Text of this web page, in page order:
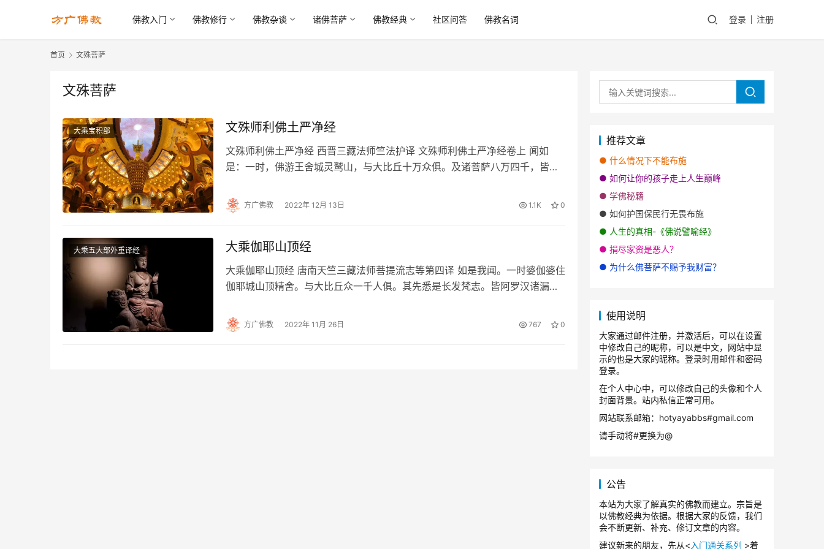
佛教入门 佛教修行 佛教杂谈 诸佛菩萨 佛教经典 社区问答 佛教名词 登录 注册
首页 文殊菩萨
文殊菩萨
大乘宝积部 文殊师利佛土严净经
文殊师利佛土严净经 西晋三藏法师竺法护译 文殊师利佛土严净经卷上 闻如
是：一时，佛游王舍城灵鹫山，与大比丘十万众俱。及诸菩萨八万四千，皆不
方广佛教 2022年 12月 13日 1.1K 0
大乘五大部外重译经 大乘伽耶山顶经
大乘伽耶山顶经 唐南天竺三藏法师菩提流志等第四译 如是我闻。一时婆伽婆住
伽耶城山顶精舍。与大比丘众一千人俱。其先悉是长发梵志。皆阿罗汉诸漏已
方广佛教 2022年 11月 26日 767 0
推荐文章
● 什么情况下不能布施
● 如何让你的孩子走上人生巅峰
● 学佛秘籍
● 如何护国保民行无畏布施
● 人生的真相-《佛说譬喻经》
● 捐尽家资是恶人？
● 为什么佛菩萨不赐予我财富？
使用说明
大家通过邮件注册，并激活后，可以在设置
中修改自己的昵称，可以是中文，网站中显
示的也是大家的昵称。登录时用邮件和密码
登录。
在个人中心中，可以修改自己的头像和个人
封面背景。站内私信正常可用。
网站联系邮箱：hotyayabbs#gmail.com
请手动将#更换为@
公告
本站为大家了解真实的佛教而建立。宗旨是
以佛教经典为依据。根据大家的反馈，我们
会不断更新、补充、修订文章的内容。
建议新来的朋友，先从< 入门通关系列 >着